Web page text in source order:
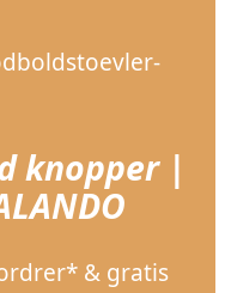
knopper |
& gratis